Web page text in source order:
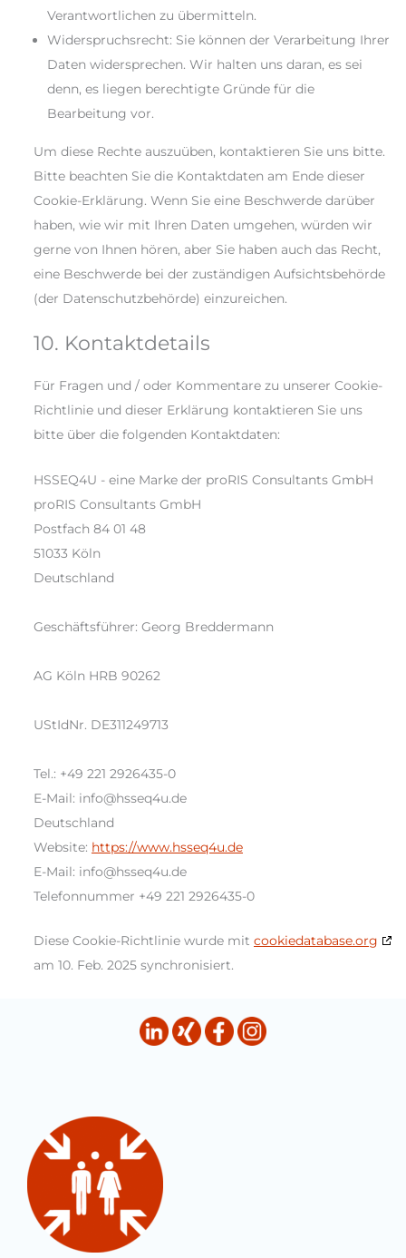
Verantwortlichen zu übermitteln.
Widerspruchsrecht: Sie können der Verarbeitung Ihrer
Daten widersprechen. Wir halten uns daran, es sei
denn, es liegen berechtigte Gründe für die
Bearbeitung vor.
Um diese Rechte auszuüben, kontaktieren Sie uns bitte.
Bitte beachten Sie die Kontaktdaten am Ende dieser
Cookie-Erklärung. Wenn Sie eine Beschwerde darüber
haben, wie wir mit Ihren Daten umgehen, würden wir
gerne von Ihnen hören, aber Sie haben auch das Recht,
eine Beschwerde bei der zuständigen Aufsichtsbehörde
(der Datenschutzbehörde) einzureichen.
10. Kontaktdetails
Für Fragen und / oder Kommentare zu unserer Cookie-
Richtlinie und dieser Erklärung kontaktieren Sie uns
bitte über die folgenden Kontaktdaten:
HSSEQ4U - eine Marke der proRIS Consultants GmbH
proRIS Consultants GmbH
Postfach 84 01 48
51033 Köln
Deutschland
Geschäftsführer: Georg Breddermann
AG Köln HRB 90262
UStIdNr. DE311249713
Tel.: +49 221 2926435-0
E-Mail: info@hsseq4u.de
Deutschland
Website: https://www.hsseq4u.de
E-Mail: info@hsseq4u.de
Telefonnummer +49 221 2926435-0
Diese Cookie-Richtlinie wurde mit cookiedatabase.org
am 10. Feb. 2025 synchronisiert.